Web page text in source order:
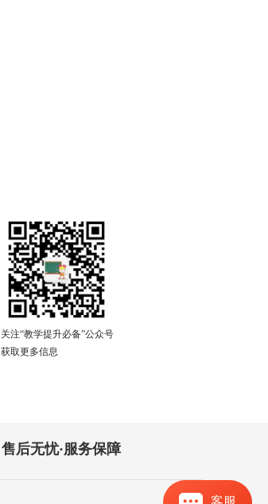
客服
关注“教学提升必备”公众号
获取更多信息
售后无忧·服务保障